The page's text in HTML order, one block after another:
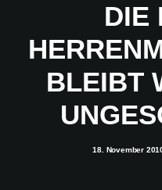
VFL BENSHEIM
DIE
BLEIBT
18. November